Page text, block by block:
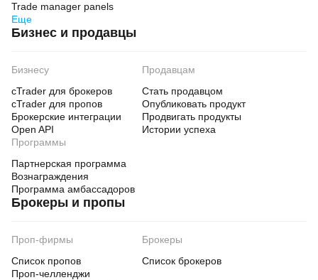
Trade manager panels
Еще
Бизнес и продавцы
Бизнесу
cTrader для брокеров
cTrader для пропов
Брокерские интеграции
Open API
Продавцам
Стать продавцом
Опубликовать продукт
Продвигать продукты
Истории успеха
Программы
Партнерская программа
Вознаграждения
Программа амбассадоров
Брокеры и пропы
Проп-фирмы
Список пропов
Проп-челленджи
Брокеры
Список брокеров